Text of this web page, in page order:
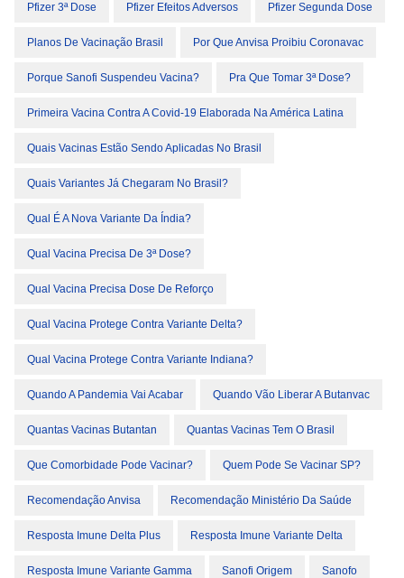
Pfizer 3ª Dose Pfizer Efeitos Adversos Pfizer Segunda Dose
Planos De Vacinação Brasil Por Que Anvisa Proibiu Coronavac
Porque Sanofi Suspendeu Vacina? Pra Que Tomar 3ª Dose?
Primeira Vacina Contra A Covid-19 Elaborada Na América Latina
Quais Vacinas Estão Sendo Aplicadas No Brasil
Quais Variantes Já Chegaram No Brasil?
Qual É A Nova Variante Da Índia?
Qual Vacina Precisa De 3ª Dose?
Qual Vacina Precisa Dose De Reforço
Qual Vacina Protege Contra Variante Delta?
Qual Vacina Protege Contra Variante Indiana?
Quando A Pandemia Vai Acabar Quando Vão Liberar A Butanvac
Quantas Vacinas Butantan Quantas Vacinas Tem O Brasil
Que Comorbidade Pode Vacinar? Quem Pode Se Vacinar SP?
Recomendação Anvisa Recomendação Ministério Da Saúde
Resposta Imune Delta Plus Resposta Imune Variante Delta
Resposta Imune Variante Gamma Sanofi Origem Sanofo